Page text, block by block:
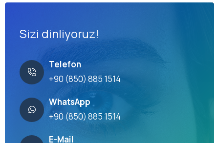
Sizi dinliyoruz!
Telefon
+90 (850) 885 1514
WhatsApp
+90 (850) 885 1514
E-Mail